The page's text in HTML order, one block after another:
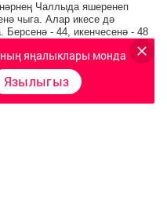
Чаллыда яшеренеп
чыга. Алар икесе дә
Берсенә - 44, икенчесенә - 48
Урланган әйберләр дә
суд тарафыннан сак
яңалыклары монда
Язылыгыз